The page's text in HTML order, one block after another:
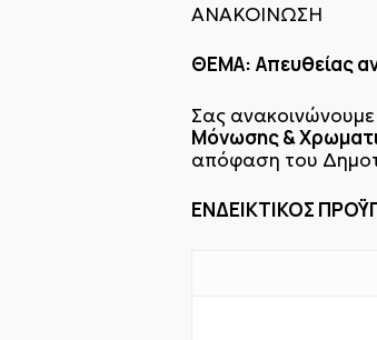
ΑΝΑΚΟΙΝΩΣΗ
ΘΕΜΑ: Απευθείας
Σας ανακοινώνουμε
Μόνωσης &
απόφαση του
ΕΝΔΕΙΚΤΙΚΟΣ